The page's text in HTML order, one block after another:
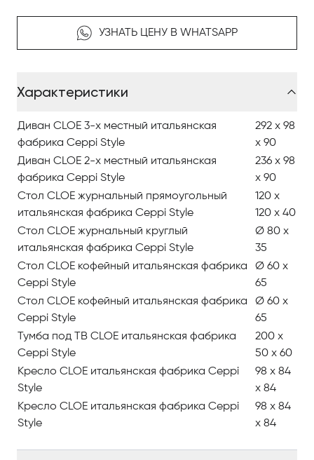
УЗНАТЬ ЦЕНУ В WHATSAPP
Характеристики
Диван CLOE 3-х местный итальянская
фабрика Ceppi Style
292 x 98
x 90
Диван CLOE 2-х местный итальянская
фабрика Ceppi Style
236 x 98
x 90
Стол CLOE журнальный прямоугольный
итальянская фабрика Ceppi Style
120 x
120 x 40
Стол CLOE журнальный круглый
итальянская фабрика Ceppi Style
Ø 80 x
35
Стол CLOE кофейный итальянская фабрика
Ceppi Style
Ø 60 x
65
Стол CLOE кофейный итальянская фабрика
Ceppi Style
Ø 60 x
65
Тумба под ТВ CLOE итальянская фабрика
Ceppi Style
200 x
50 x 60
Кресло CLOE итальянская фабрика Ceppi
Style
98 x 84
x 84
Кресло CLOE итальянская фабрика Ceppi
Style
98 x 84
x 84